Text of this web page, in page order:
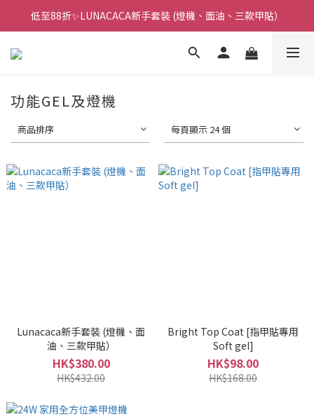
🌟指甲油新手入門優惠🌟低至85折
低至88折✨LUNACACA新手套裝 (燈機、面油、三款甲貼）
🌟指甲油新手入門優惠🌟低至85折
功能GEL及燈機
商品排序 每頁顯示 24 個
Lunacaca新手套裝 (燈機、面
油、三款甲貼）
HK$380.00
HK$432.00
Bright Top Coat [指甲貼專用
Soft gel]
HK$98.00
HK$168.00